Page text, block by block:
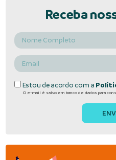
Receba
Estou de acordo com a
O e-mail é salvo em banco de dados para